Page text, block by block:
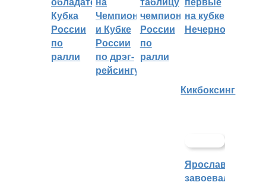
Кубка
России
по
ралли
Чемпионате
и Кубке
России
по дрэг-
рейсингу
чемпионата
России
по
ралли
на кубке
Нечерноземья
Кикбоксинг
Ярославцы
завоевали